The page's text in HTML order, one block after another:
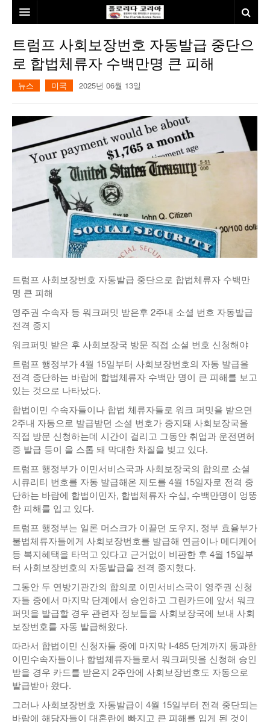
본사소개
뉴스
발행인칼럼
김명열칼럼
이명덕칼럼
김선옥칼럼
김원동칼럼
본보특집
100인선/독자광장
100인선
독자광장
여행
인근여행지
놀이공원
낚시/비치
골프
트럼프 사회보장번호 자동발급 중단으
로 합법체류자 수백만명 큰 피해
뉴스 미국 2025년 06월 13일
트럼프 사회보장번호 자동발급 중단으로 합법체류자 수백만
명 큰 피해
영주권 수속자 등 워크퍼밋 받은후 2주내 소셜 번호 자동발급
전격 중지
워크퍼밋 받은 후 사회보장국 방문 직접 소셜 번호 신청해야
트럼프 행정부가 4월 15일부터 사회보장번호의 자동 발급을
전격 중단하는 바람에 합법체류자 수백만 명이 큰 피해를 보고
있는 것으로 나타났다.
합법이민 수속자들이나 합법 체류자들로 워크 퍼밋을 받으면
2주내 자동으로 발급받던 소셜 번호가 중지돼 사회보장국을
직접 방문 신청하는데 시간이 걸리고 그동안 취업과 운전면허
증 발급 등이 올 스톱 돼 막대한 차질을 빚고 있다.
트럼프 행정부가 이민서비스국과 사회보장국의 합의로 소셜
시큐리티 번호를 자동 발급해온 제도를 4월 15일자로 전격 중
단하는 바람에 합법이민자, 합법체류자 수십, 수백만명이 엉뚱
한 피해를 입고 있다.
트럼프 행정부는 일론 머스크가 이끌던 도우지, 정부 효율부가
불법체류자들에게 사회보장번호를 발급해 연금이나 메디케어
등 복지혜택을 타먹고 있다고 근거없이 비판한 후 4월 15일부
터 사회보장번호의 자동발급을 전격 중지했다.
그동안 두 연방기관간의 합의로 이민서비스국이 영주권 신청
자들 중에서 마지막 단계에서 승인하고 그린카드에 앞서 워크
퍼밋을 발급할 경우 관련자 정보들을 사회보장국에 보내 사회
보장번호를 자동 발급해왔다.
따라서 합법이민 신청자들 중에 마지막 I-485 단계까지 통과한
이민수속자들이나 합법체류자들로서 워크퍼밋을 신청해 승인
받을 경우 카드를 받은지 2주안에 사회보장번호도 자동으로
발급받아 왔다.
그러나 사회보장번호 자동발급이 4월 15일부터 전격 중단되는
바람에 해당자들이 대혼란에 빠지고 큰 피해를 입게 된 것이